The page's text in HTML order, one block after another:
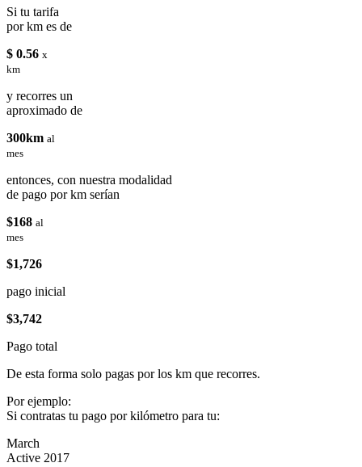
Si tu tarifa
por km es de
$ 0.56 x
km
y recorres un
aproximado de
300km al
mes
entonces, con nuestra modalidad
de pago por km serían
$168 al
mes
$1,726
pago inicial
$3,742
Pago total
De esta forma solo pagas por los km que recorres.
Por ejemplo:
Si contratas tu pago por kilómetro para tu:
March
Active 2017